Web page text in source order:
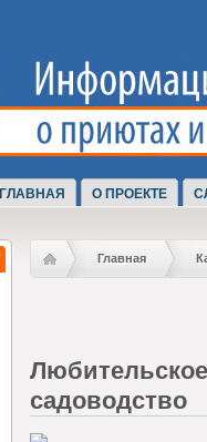
ГЛАВНАЯ О ПРОЕКТЕ
Главная
садоводство